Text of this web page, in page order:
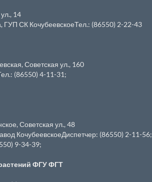
14
СК КочубеевскоеТел.: (86550) 2-22-43
Советская ул., 160
(86550) 4-11-31;
Советская ул., 48
КочубеевскоеДиспетчер: (86550) 2-11-56;
9-34-39;
ФГУ ФГТ